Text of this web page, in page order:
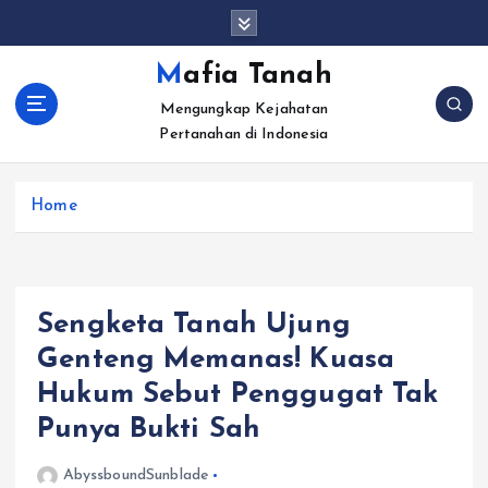
c
Mafia Tanah
Mengungkap Kejahatan
Pertanahan di Indonesia
Home
Sengketa Tanah Ujung
Genteng Memanas! Kuasa
Hukum Sebut Penggugat Tak
Punya Bukti Sah
AbyssboundSunblade